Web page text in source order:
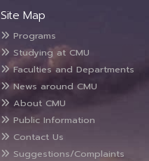
Site Map
Programs
Studying at CMU
Faculties and Departments
News around CMU
About CMU
Public Information
Contact Us
Suggestions/Complaints